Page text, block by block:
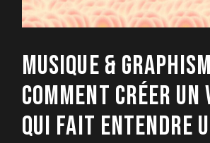
MUSIQUE &
COMMENT CRÉER UN
QUI FAIT ENTENDRE